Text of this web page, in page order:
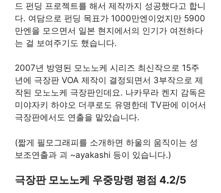
드 펀딩 프로젝트를 해서 제작까지 성공했다고 합니
다. 여담으로 펀딩 목표가 1000만엔이었지만 5900
만엔을 모으면서 일본 현지에서의 인기가 여전하다
는 걸 보여주기도 했습니다.
2007년 방영된 모노노케 시리즈 최신작으로 15주
년에 극장판 VOA 제작이 결정되면서 3부작으로 제
작된 모노노케 극장판인데요. 나카무라 켄지 감독은
미야자키 하야오 더쿠로도 유명한데 TV판에 이어서
극장판에서도 연출을 맡았습니다.
(짧게 필모그래피를 소개하면 하울의 움직이는 성
보조연출과 괴 ~ayakashi 등이 있습니다.)
극장판 모노노케 우중망령 평점 4.2/5